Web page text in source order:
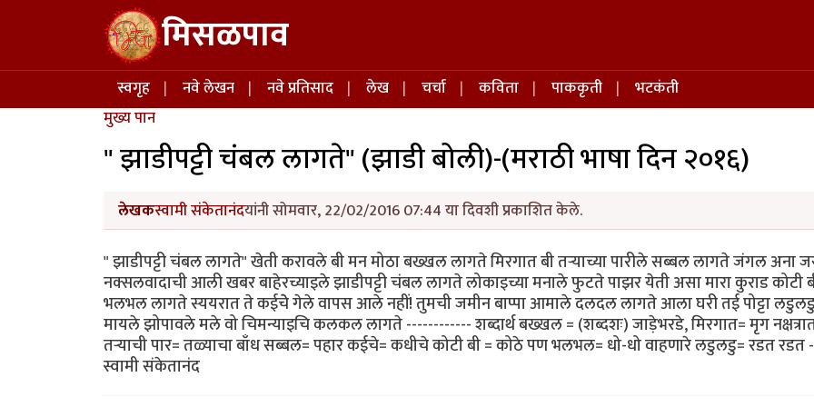
Skip to main content मिसळपाव
Main navigation
स्वगृह नवे लेखन नवे प्रतिसाद लेख चर्चा कविता पाककृती
भटकंती
मुख्य पान
" झाडीपट्टी चंबल लागते" (झाडी बोली)-(मराठी भाषा दिन २०१६)
लेखकस्वामी संकेतानंदयांनी सोमवार, 22/02/2016 07:44 या दिवशी प्रकाशित केले.
" झाडीपट्टी चंबल लागते" खेती करावले बी मन मोठा बख्खल लागते मिरगात बी तऱ्याच्या पारीले सब्बल लागते जंगल अना
नक्सलवादाची आली खबर बाहेरच्याइले झाडीपट्टी चंबल लागते लोकाइच्या मनाले फुटते पाझर येती असा मारा कुराड कोटी
भलभल लागते स्ययरात ते कईचेे गेले वापस आले नहीं! तुमची जमीन बाप्पा आमाले दलदल लागते आला घरी तई पोट्टा
मायले झोपावले मले वो चिमन्याइचि कलकल लागते ------------ शब्दार्थ बख्खल = (शब्दशः) जाड़ेभरडे, मिरगात= मृग
तऱ्याची पार= तळ्याचा बाँध सब्बल= पहार कईचे= कधीचे कोटी बी = कोठे पण भलभल= धो-धो वाहणारे लडुलडु= रडत रडत
स्वामी संकेतानंद